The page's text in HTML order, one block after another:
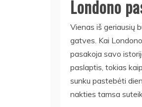
Londono
Vienas iš geriausių
gatves. Kai
pasakoja savo
paslaptis, tokias
sunku pastebėti
nakties tamsa